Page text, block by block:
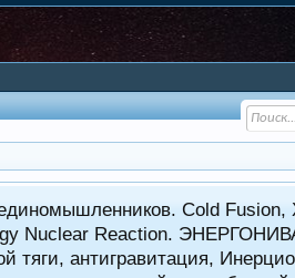
Cold
Nuclear Reaction.
тяги, антигравитация,